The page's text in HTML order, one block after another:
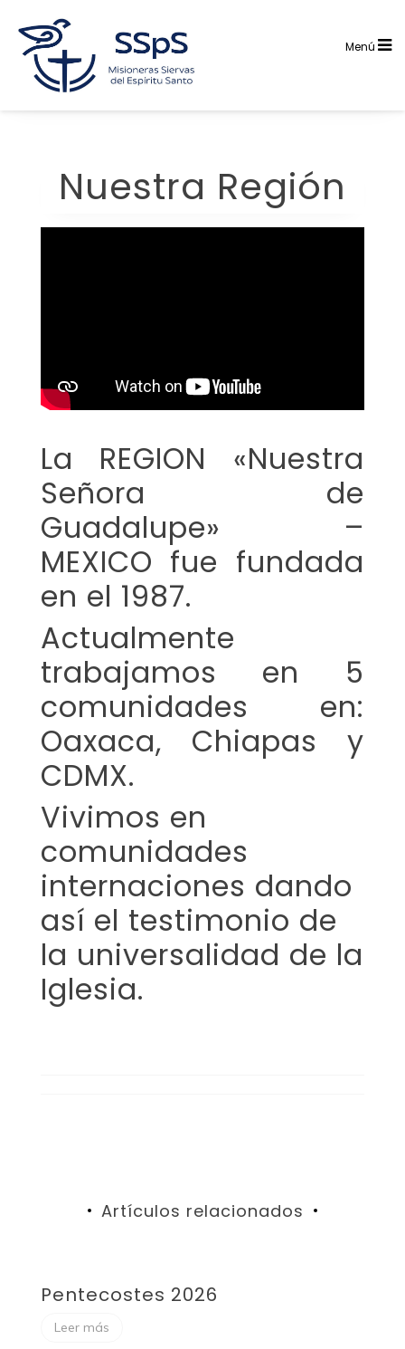
contenido
Menú
Nuestra Región
La REGION «Nuestra
Señora de
Guadalupe» –
MEXICO fue fundada
en el 1987.
Actualmente
trabajamos en 5
comunidades en:
Oaxaca, Chiapas y
CDMX.
Vivimos en
comunidades
internaciones dando
así el testimonio de
la universalidad de la
Iglesia.
Artículos relacionados
Pentecostes 2026
Leer más